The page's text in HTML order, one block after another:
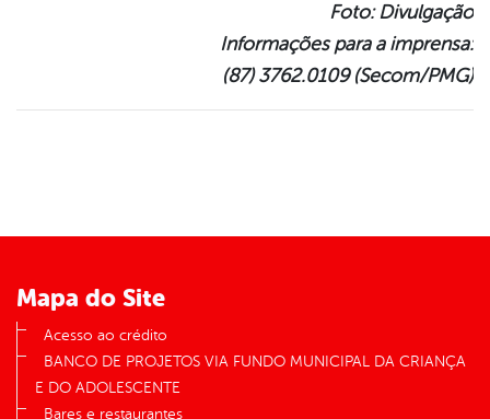
Foto: Divulgação
Informações para a imprensa:
(87) 3762.0109 (Secom/PMG)
Mapa do Site
Acesso ao crédito
BANCO DE PROJETOS VIA FUNDO MUNICIPAL DA CRIANÇA
E DO ADOLESCENTE
Bares e restaurantes